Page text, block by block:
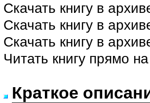
Скачать книгу в
Скачать книгу в
Скачать книгу в
Читать книгу прямо
Краткое